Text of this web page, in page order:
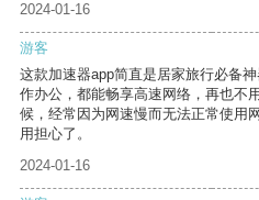
2024-01-16
游客
这款加速器app简直是居家旅行必备
作办公，都能畅享高速网络，再也不
候，经常因为网速慢而无法正常使用
用担心了。
2024-01-16